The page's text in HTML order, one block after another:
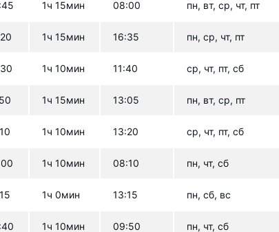
1ч 15мин 08:00 пн, вт, ср, чт, пт
1ч 15мин 16:35 пн, ср, чт, пт
1ч 10мин 11:40 ср, чт, пт, сб
1ч 15мин 13:05 пн, вт, ср, пт
1ч 10мин 13:20 ср, чт, пт, сб
1ч 10мин 08:10 пн, чт, сб
1ч 0мин 13:15 пн, сб, вс
1ч 10мин 09:50 пн, чт, сб